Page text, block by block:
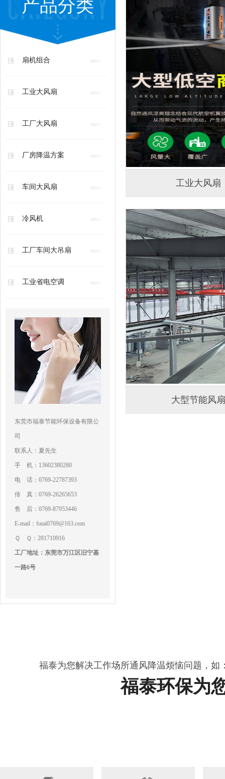
产品分类
扇机组合
工业大风扇
工厂大风扇
厂房降温方案
车间大风扇
冷风机
工厂车间大吊扇
工业省电空调
东莞市福泰节能环保设备有限公
司
联系人：夏先生
手 机：13602380280
电 话：0769-22787393
传 真：0769-26265653
售 后：0769-87953446
E-mail：futai0769@163.com
Ｑ Ｑ：281710916
工厂地址：东莞市万江区旧宁基
一路6号
工业大风扇
大型节能风扇
福泰为您解决工作场所通风降温烦恼问题，
福泰环保为